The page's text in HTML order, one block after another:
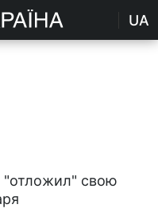
UA
свою